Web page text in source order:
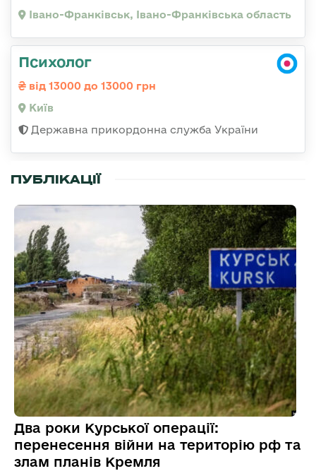
Івано-Франківськ, Івано-Франківська область
Психолог
від 13000 до 13000 грн
Київ
Державна прикордонна служба України
ПУБЛІКАЦІЇ
Два роки Курської операції:
перенесення війни на територію рф та
злам планів Кремля